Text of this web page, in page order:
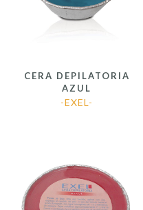
CERA DEPILATORIA
AZUL
-EXEL-